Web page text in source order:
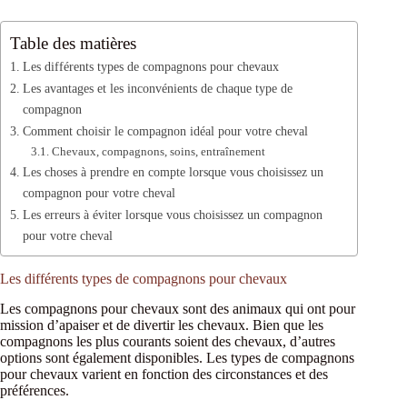
Table des matières
Les différents types de compagnons pour chevaux
Les avantages et les inconvénients de chaque type de
compagnon
Comment choisir le compagnon idéal pour votre cheval
Chevaux, compagnons, soins, entraînement
Les choses à prendre en compte lorsque vous choisissez un
compagnon pour votre cheval
Les erreurs à éviter lorsque vous choisissez un compagnon
pour votre cheval
Les différents types de compagnons pour chevaux
Les compagnons pour chevaux sont des animaux qui ont pour
mission d’apaiser et de divertir les chevaux. Bien que les
compagnons les plus courants soient des chevaux, d’autres
options sont également disponibles. Les types de compagnons
pour chevaux varient en fonction des circonstances et des
préférences.